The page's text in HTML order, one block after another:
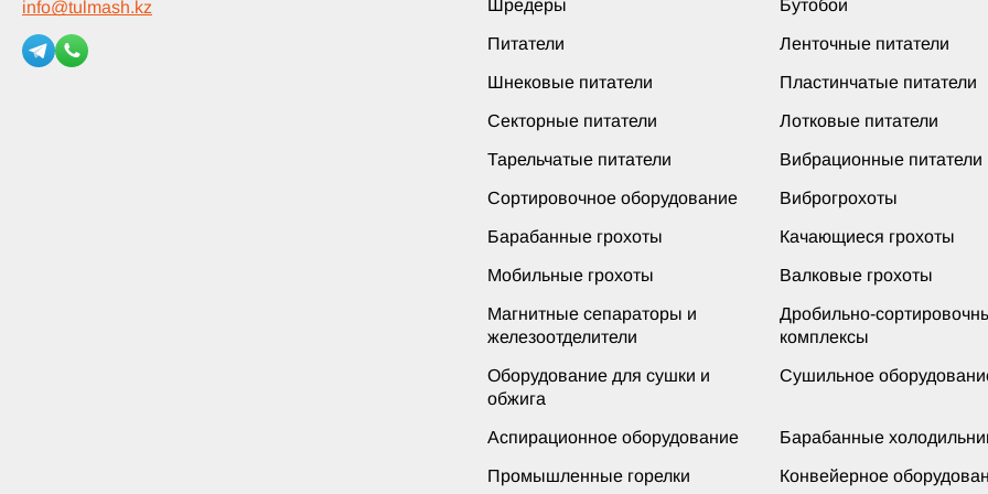
info@tulmash.kz Шредеры Бутобои
Питатели Ленточные питатели
Шнековые питатели Пластинчатые питатели
Секторные питатели Лотковые питатели
Тарельчатые питатели Вибрационные питатели
Сортировочное оборудование Виброгрохоты
Барабанные грохоты Качающиеся грохоты
Мобильные грохоты Валковые грохоты
Магнитные сепараторы и
железоотделители
Дробильно-
комплексы
Оборудование для сушки и
обжига
Сушильное
Аспирационное оборудование Барабанные
Промышленные горелки Конвейерное